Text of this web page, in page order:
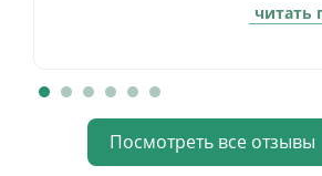
принимаемое пациентом
разъяснил результаты. Дал
рекомендации. Большое
Сергею Антоновичу за
вдумчивую работу.
читать
Посмотреть все отзывы